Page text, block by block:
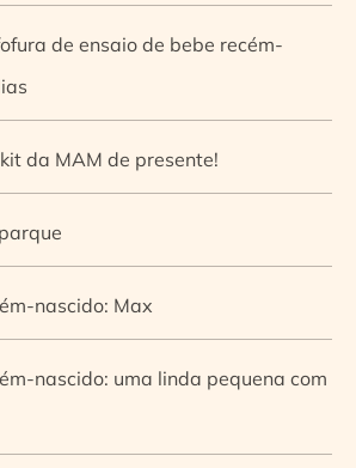
de ensaio de bebe recém-
da MAM de presente!
nascido: Max
nascido: uma linda pequena com